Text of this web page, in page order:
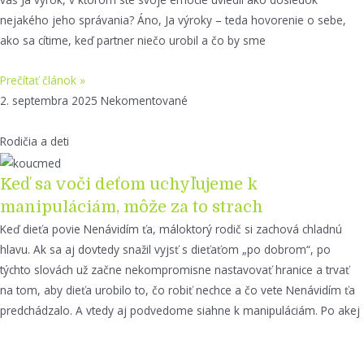
nejakého jeho správania? Áno, Ja výroky – teda hovorenie o sebe,
ako sa cítime, keď partner niečo urobil a čo by sme
Prečítať článok »
2. septembra 2025 Nekomentované
Rodičia a deti
Keď sa voči deťom uchyľujeme k
manipuláciám, môže za to strach
Keď dieťa povie Nenávidím ťa, máloktorý rodič si zachová chladnú
hlavu. Ak sa aj dovtedy snažil vyjsť s dieťaťom „po dobrom“, po
týchto slovách už začne nekompromisne nastavovať hranice a trvať
na tom, aby dieťa urobilo to, čo robiť nechce a čo vete Nenávidím ťa
predchádzalo. A vtedy aj podvedome siahne k manipuláciám. Po akej